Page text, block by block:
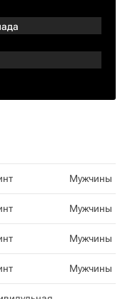
Мужчины
Мужчины
Мужчины
Мужчины